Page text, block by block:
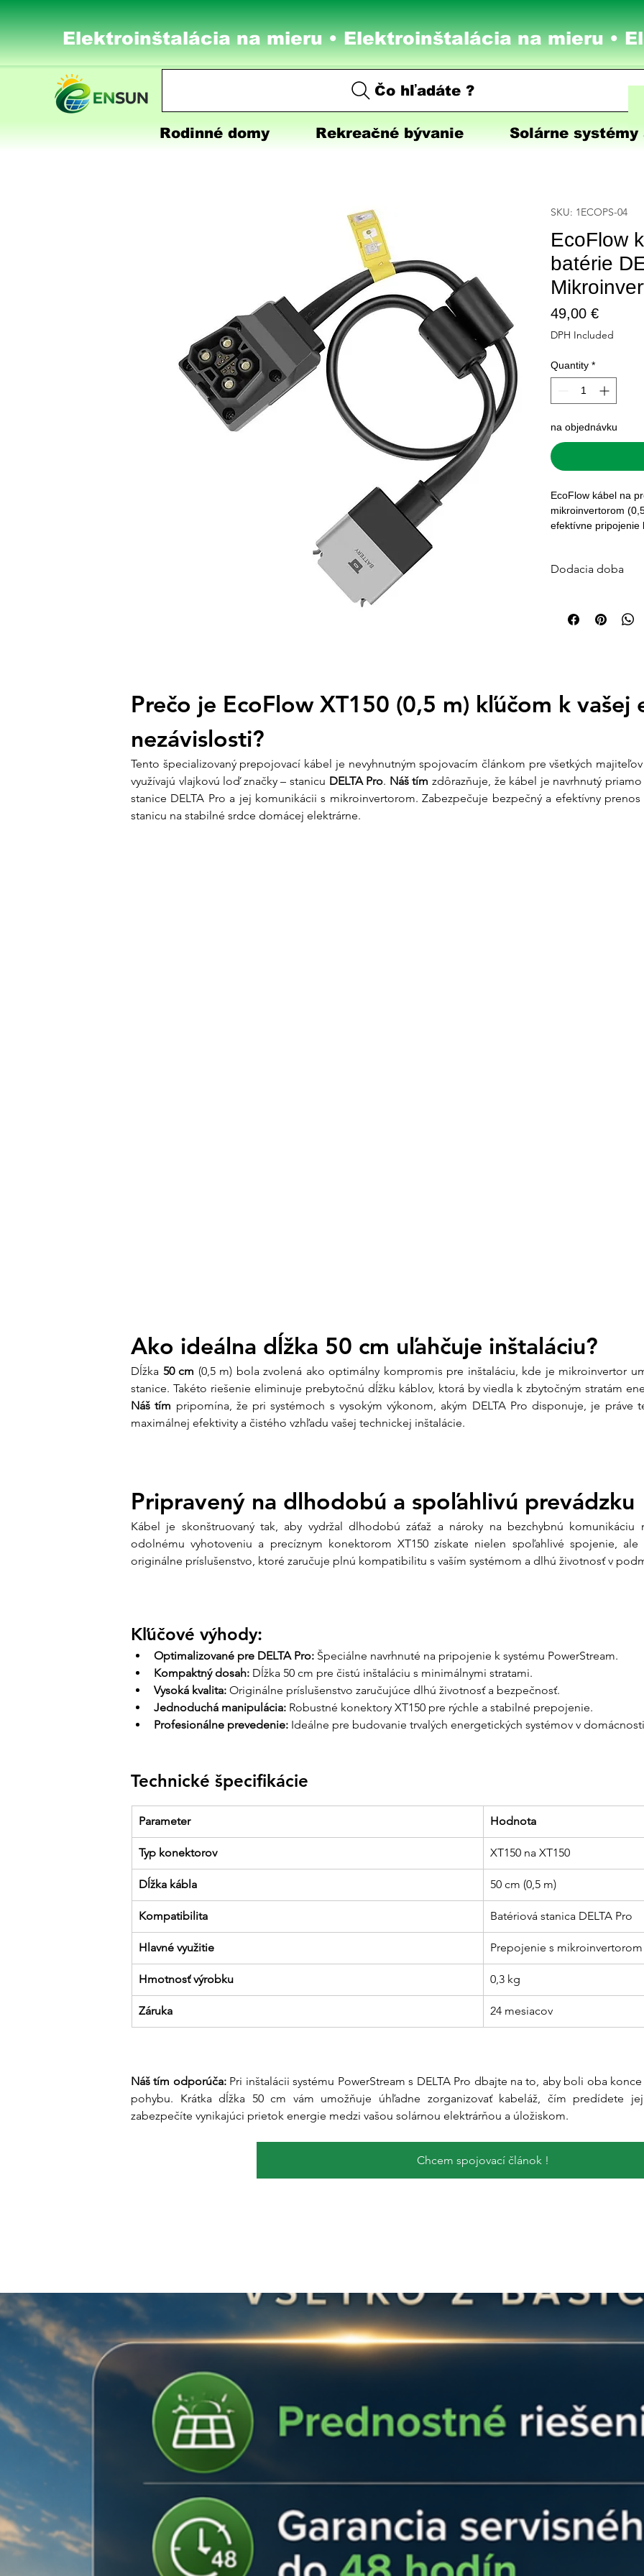
Elektroinštalácia na mieru • Elektroinštalácia na mieru •
Čo hľadáte ?
Rodinné domy Rekreačné bývanie Solárne systémy
SKU: 1ECOPS-04
EcoFlow
batérie
49,00 €Price
DPH Included
Quantity *
na objednávku
EcoFlow kábel na
mikroinvertorom
efektívne pripojenie
využitie solárnej
Dodacia doba
Väčšina
platby. Pre veľké
Prečo je EcoFlow XT150 (0,5 m) kľúčom k
nezávislosti?
Tento špecializovaný prepojovací kábel je nevyhnutným spojovacím článkom pre všetkých
využívajú vlajkovú loď značky – stanicu DELTA Pro. Náš tím zdôrazňuje, že kábel je navrhnutý
stanice DELTA Pro a jej komunikácii s mikroinvertorom. Zabezpečuje bezpečný a efektívny
stanicu na stabilné srdce domácej elektrárne.
Ako ideálna dĺžka 50 cm uľahčuje inštaláciu?
Dĺžka 50 cm (0,5 m) bola zvolená ako optimálny kompromis pre inštaláciu, kde je mikroinvertor
Náš tím pripomína, že pri systémoch s vysokým výkonom, akým DELTA Pro disponuje, je práve
maximálnej efektivity a čistého vzhľadu vašej technickej inštalácie.
Pripravený na dlhodobú a spoľahlivú prevádzku
Kábel je skonštruovaný tak, aby vydržal dlhodobú záťaž a nároky na bezchybnú
odolnému vyhotoveniu a precíznym konektorom XT150 získate nielen spoľahlivé spojenie,
originálne príslušenstvo, ktoré zaručuje plnú kompatibilitu s vaším systémom a dlhú životnosť v
Kľúčové výhody:
Optimalizované pre DELTA Pro: Špeciálne navrhnuté na pripojenie k systému PowerStream.
Kompaktný dosah: Dĺžka 50 cm pre čistú inštaláciu s minimálnymi stratami.
Vysoká kvalita: Originálne príslušenstvo zaručujúce dlhú životnosť a bezpečnosť.
Jednoduchá manipulácia: Robustné konektory XT150 pre rýchle a stabilné prepojenie.
Profesionálne prevedenie: Ideálne pre budovanie trvalých energetických systémov v
Technické špecifikácie
Parameter Hodnota
Typ konektorov XT150 na XT150
Dĺžka kábla 50 cm (0,5 m)
Kompatibilita Batériová stanica DELTA Pro
Hlavné využitie Prepojenie s
Hmotnosť výrobku 0,3 kg
Záruka 24 mesiacov
Náš tím odporúča: Pri inštalácii systému PowerStream s DELTA Pro dbajte na to, aby boli oba
pohybu. Krátka dĺžka 50 cm vám umožňuje úhľadne zorganizovať kabeláž, čím predídete
zabezpečíte vynikajúci prietok energie medzi vašou solárnou elektrárňou a úložiskom.
Chcem spojovací článok !